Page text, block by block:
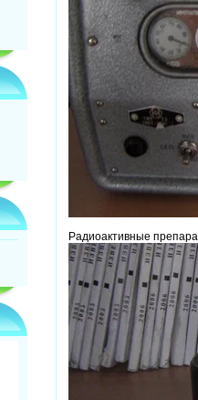
Радиоактивные